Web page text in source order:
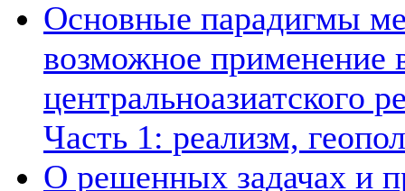
Основные парадигмы
возможное применение
центральноазиатского
Часть 1: реализм,
О решенных задачах и